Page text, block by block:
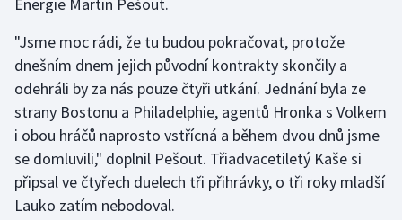
Judo
Krasobruslení
Lezení
Lyže a snowboard
Energie Martin Pešout.
"Jsme moc rádi, že tu budou pokračovat, protože
dnešním dnem jejich původní kontrakty skončily a
odehráli by za nás pouze čtyři utkání. Jednání byla ze
strany Bostonu a Philadelphie, agentů Hronka s Volkem
i obou hráčů naprosto vstřícná a během dvou dnů jsme
se domluvili," doplnil Pešout. Třiadvacetiletý Kaše si
připsal ve čtyřech duelech tři přihrávky, o tři roky mladší
Lauko zatím nebodoval.